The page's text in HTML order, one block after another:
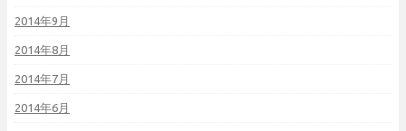
2014年9月
2014年8月
2014年7月
2014年6月